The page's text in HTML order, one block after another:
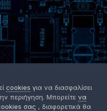
cookies για να διασφαλίσει
περιήγηση. Μπορείτε να
σας , διαφορετικά θα